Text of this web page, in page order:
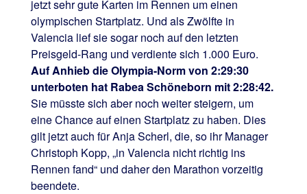
jetzt sehr gute Karten im Rennen um einen
olympischen Startplatz. Und als Zwölfte in
Valencia lief sie sogar noch auf den letzten
Preisgeld-Rang und verdiente sich 1.000 Euro.
Auf Anhieb die Olympia-Norm von 2:29:30
unterboten hat Rabea Schöneborn mit 2:28:42.
Sie müsste sich aber noch weiter steigern, um
eine Chance auf einen Startplatz zu haben. Dies
gilt jetzt auch für Anja Scherl, die, so ihr Manager
Christoph Kopp, „in Valencia nicht richtig ins
Rennen fand“ und daher den Marathon vorzeitig
beendete.